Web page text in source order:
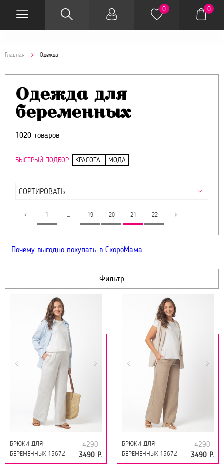
0 0
Главная Одежда
Одежда для
беременных
1020 товаров
БЫСТРЫЙ ПОДБОР: КРАСОТА МОДА
1 … 19 20 21 22
Почему выгодно покупать в СкороМама
Фильтр
БРЮКИ ДЛЯ
БЕРЕМЕННЫХ 15672
МОЛОЧНЫЙ
4290
3490 Р.
БРЮКИ ДЛЯ
БЕРЕМЕННЫХ 15672
ЛАТТЕ
4290
3490 Р.